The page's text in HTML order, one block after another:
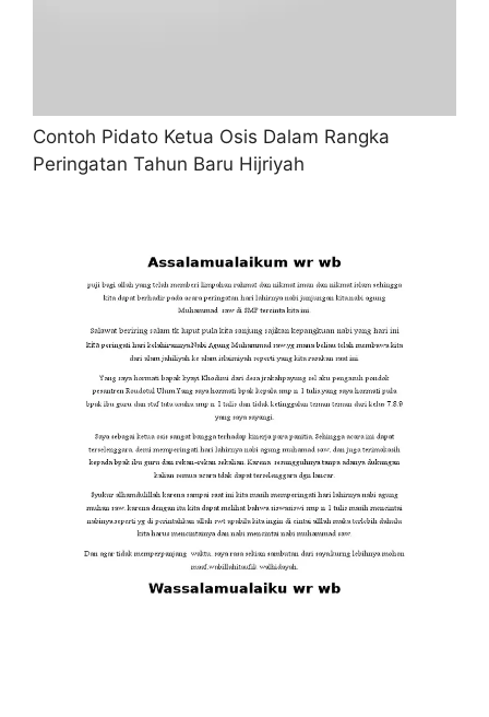
Contoh Pidato Ketua Osis Dalam Rangka
Peringatan Tahun Baru Hijriyah